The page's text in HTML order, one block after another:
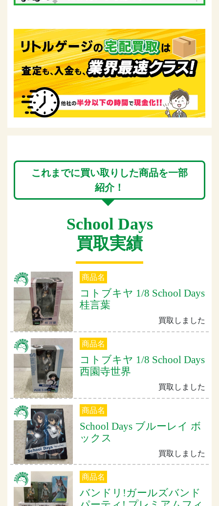
これまでに買い取りした商品を一部
紹介！
School Days
買取実績
商品名
コトブキヤ 1/8 School Days
桂言葉
買取しました
商品名
コトブキヤ 1/8 School Days
西園寺世界
買取しました
商品名
School Days ブルーレイ ボ
ックス
買取しました
商品名
バンドリ!ガールズバンド